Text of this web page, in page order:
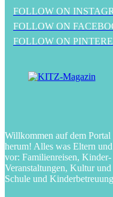
FOLLOW ON
FOLLOW ON
FOLLOW ON
Willkommen auf dem
herum! Alles was Eltern
vor: Familienreisen,
Veranstaltungen, Kultur
Schule und